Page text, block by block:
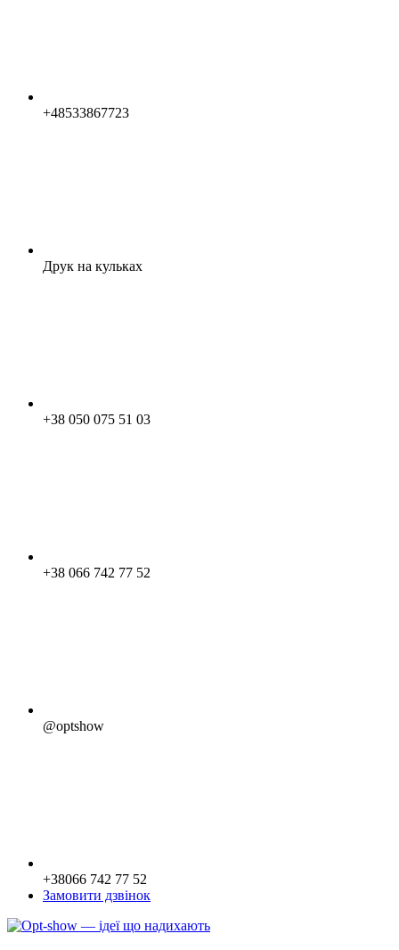
+48533867723
Друк на кульках
+38 050 075 51 03
+38 066 742 77 52
@optshow
+38066 742 77 52
Замовити дзвінок